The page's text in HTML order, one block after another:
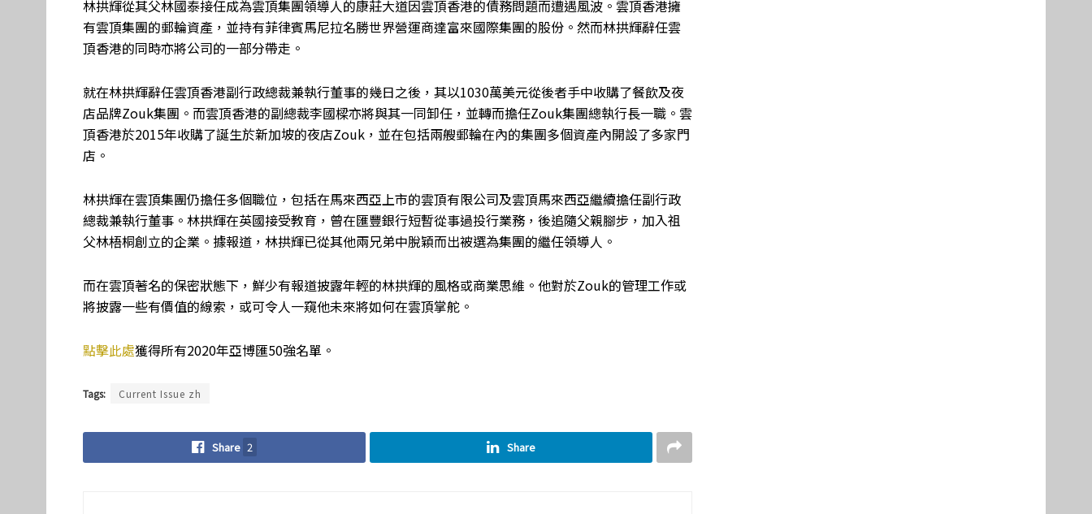
林拱輝從其父林國泰接任成為雲頂集團領導人的康莊大道因雲頂香港的債務問題而遭遇風波。雲頂香港擁
有雲頂集團的郵輪資產，並持有菲律賓馬尼拉名勝世界營運商達富來國際集團的股份。然而林拱輝辭任雲
頂香港的同時亦將公司的一部分帶走。
就在林拱輝辭任雲頂香港副行政總裁兼執行董事的幾日之後，其以1030萬美元從後者手中收購了餐飲及夜
店品牌Zouk集團。而雲頂香港的副總裁李國樑亦將與其一同卸任，並轉而擔任Zouk集團總執行長一職。雲
頂香港於2015年收購了誕生於新加坡的夜店Zouk，並在包括兩艘郵輪在內的集團多個資產內開設了多家門
店。
林拱輝在雲頂集團仍擔任多個職位，包括在馬來西亞上市的雲頂有限公司及雲頂馬來西亞繼續擔任副行政
總裁兼執行董事。林拱輝在英國接受教育，曾在匯豐銀行短暫從事過投行業務，後追隨父親腳步，加入祖
父林梧桐創立的企業。據報道，林拱輝已從其他兩兄弟中脫穎而出被選為集團的繼任領導人。
而在雲頂著名的保密狀態下，鮮少有報道披露年輕的林拱輝的風格或商業思維。他對於Zouk的管理工作或
將披露一些有價值的線索，或可令人一窺他未來將如何在雲頂掌舵。
點擊此處獲得所有2020年亞博匯50強名單。
Tags: Current Issue zh
Share 2 Share